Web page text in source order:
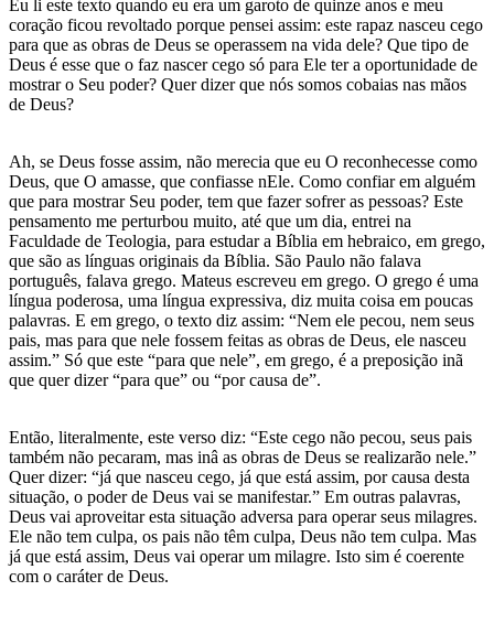
Eu li este texto quando eu era um garoto de quinze anos e meu
coração ficou revoltado porque pensei assim: este rapaz nasceu cego
para que as obras de Deus se operassem na vida dele? Que tipo de
Deus é esse que o faz nascer cego só para Ele ter a oportunidade de
mostrar o Seu poder? Quer dizer que nós somos cobaias nas mãos
de Deus?
Ah, se Deus fosse assim, não merecia que eu O reconhecesse como
Deus, que O amasse, que confiasse nEle. Como confiar em alguém
que para mostrar Seu poder, tem que fazer sofrer as pessoas? Este
pensamento me perturbou muito, até que um dia, entrei na
Faculdade de Teologia, para estudar a Bíblia em hebraico, em grego,
que são as línguas originais da Bíblia. São Paulo não falava
português, falava grego. Mateus escreveu em grego. O grego é uma
língua poderosa, uma língua expressiva, diz muita coisa em poucas
palavras. E em grego, o texto diz assim: “Nem ele pecou, nem seus
pais, mas para que nele fossem feitas as obras de Deus, ele nasceu
assim.” Só que este “para que nele”, em grego, é a preposição inã
que quer dizer “para que” ou “por causa de”.
Então, literalmente, este verso diz: “Este cego não pecou, seus pais
também não pecaram, mas inâ as obras de Deus se realizarão nele.”
Quer dizer: “já que nasceu cego, já que está assim, por causa desta
situação, o poder de Deus vai se manifestar.” Em outras palavras,
Deus vai aproveitar esta situação adversa para operar seus milagres.
Ele não tem culpa, os pais não têm culpa, Deus não tem culpa. Mas
já que está assim, Deus vai operar um milagre. Isto sim é coerente
com o caráter de Deus.